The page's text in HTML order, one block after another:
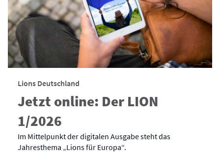
Lions Deutschland
Jetzt online: Der LION
1/2026
Im Mittelpunkt der digitalen Ausgabe steht das
Jahresthema „Lions für Europa“.